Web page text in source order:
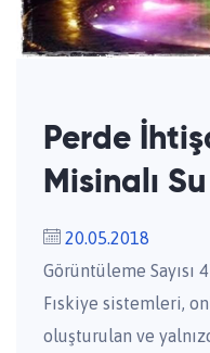
Perde
Misinalı
20.05.2018
Görüntüleme Sayısı
Fıskiye sistemleri,
oluşturulan ve